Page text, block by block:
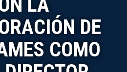
DE
COMO